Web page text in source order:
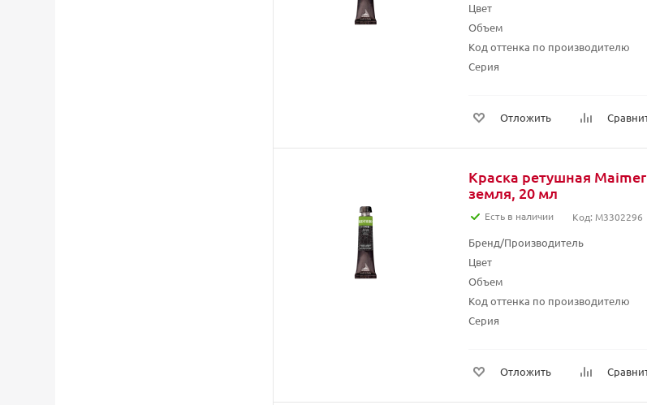
Цвет
Объем
Код оттенка по производителю
Серия
Отложить
Краска ретушная
земля, 20 мл
Есть в наличии Код: M3302296
Бренд/Производитель
Цвет
Объем
Код оттенка по производителю
Серия
Отложить